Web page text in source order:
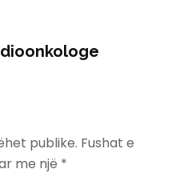
publike. Fushat e
me një *